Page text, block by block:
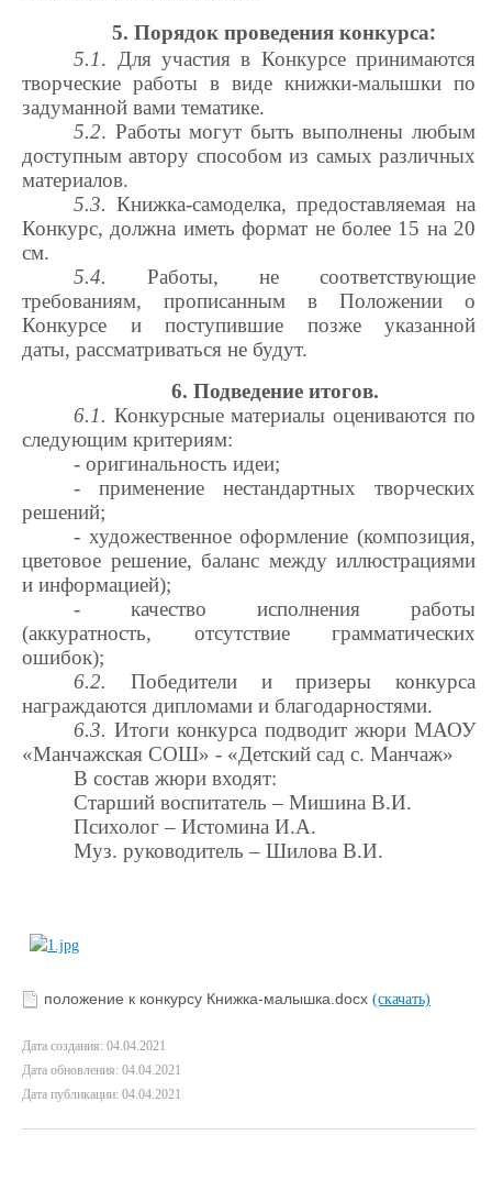
5. Порядок проведения конкурса:
5.1. Для участия в Конкурсе принимаются
творческие работы в виде книжки-малышки по
задуманной вами тематике.
5.2. Работы могут быть выполнены любым
доступным автору способом из самых различных
материалов.
5.3. Книжка-самоделка, предоставляемая на
Конкурс, должна иметь формат не более 15 на 20
см.
5.4.
Работы, не соответствующие
требованиям, прописанным в Положении о
Конкурсе и поступившие позже указанной
даты, рассматриваться не будут.
6. Подведение итогов.
6.1. Конкурсные материалы оцениваются по
следующим критериям:
- оригинальность идеи;
- применение нестандартных творческих
решений;
- художественное оформление (композиция,
цветовое решение, баланс между иллюстрациями
и информацией);
- качество исполнения работы
(аккуратность, отсутствие грамматических
ошибок);
6.2.
Победители и призеры конкурса
награждаются дипломами и благодарностями.
6.3. Итоги конкурса подводит жюри МАОУ
«Манчажская СОШ» - «Детский сад с. Манчаж»
В состав жюри входят:
Старший воспитатель – Мишина В.И.
Психолог – Истомина И.А.
Муз. руководитель – Шилова В.И.
положение к конкурсу Книжка-малышка.docx (скачать)
Дата создания: 04.04.2021
Дата обновления: 04.04.2021
Дата публикации: 04.04.2021